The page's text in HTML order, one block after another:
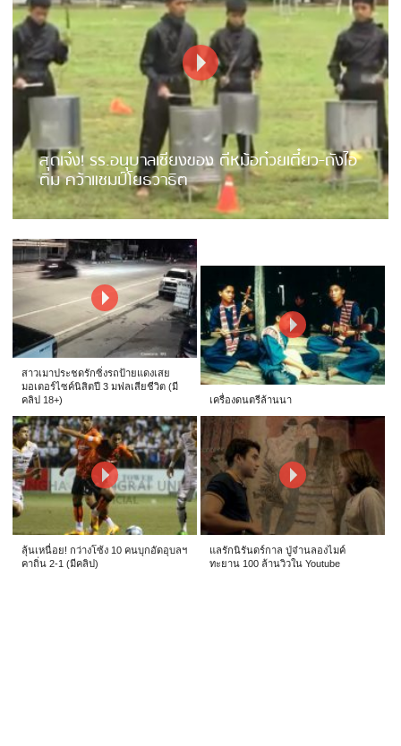
สุดเจ๋ง! รร.อนุบาลเชียงของ ตีหม้อก๋วยเตี๋ยว-ถังไอ
ติม คว้าแชมป์โยธวาธิต
สาวเมาประชดรักซิ่งรถป้ายแดงเสย
มอเตอร์ไซค์นิสิตปี 3 มฟลเสียชีวิต (มี
คลิป 18+)
เครื่องดนตรีล้านนา
ลุ้นเหนื่อย! กว่างโซ้ง 10 คนบุกอัดอุบลฯ
คาถิ่น 2-1 (มีคลิป)
แลรักนิรันดร์กาล ปู่จ๋านลองไมค์
ทะยาน 100 ล้านวิวใน Youtube